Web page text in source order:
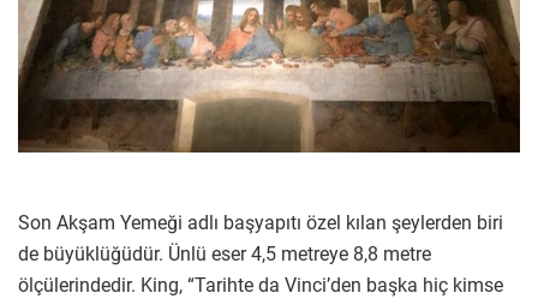
Son Akşam Yemeği adlı başyapıtı özel kılan şeylerden biri
de büyüklüğüdür. Ünlü eser 4,5 metreye 8,8 metre
ölçülerindedir. King, “Tarihte da Vinci’den başka hiç kimse